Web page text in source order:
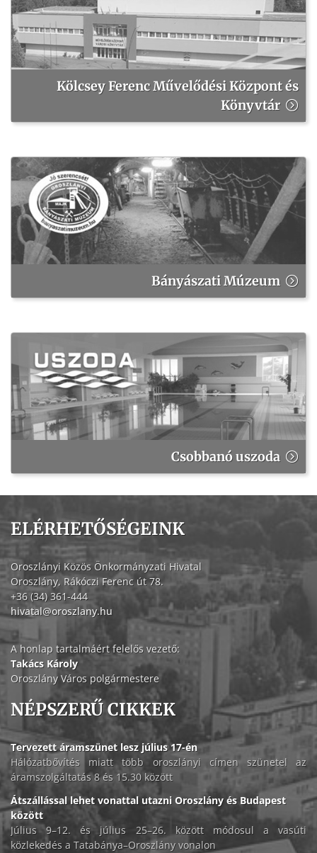
Kölcsey Ferenc Művelődési Központ és
Könyvtár
Bányászati Múzeum
Csobbanó uszoda
ELÉRHETŐSÉGEINK
Oroszlányi Közös Önkormányzati Hivatal
Oroszlány, Rákóczi Ferenc út 78.
+36 (34) 361-444
hivatal@oroszlany.hu
A honlap tartalmáért felelős vezető:
Takács Károly
Oroszlány Város polgármestere
NÉPSZERŰ CIKKEK
Tervezett áramszünet lesz július 17-én
Hálózatbővítés miatt több oroszlányi címen szünetel az
áramszolgáltatás 8 és 15.30 között
Átszállással lehet vonattal utazni Oroszlány és Budapest
között
Július 9–12. és július 25–26. között módosul a vasúti
közlekedés a Tatabánya–Oroszlány vonalon